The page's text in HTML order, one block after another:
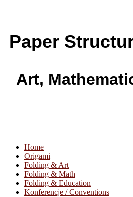
Paper
Art,
Home
Origami
Folding & Art
Folding & Math
Folding & Education
Konferencje / Conventions